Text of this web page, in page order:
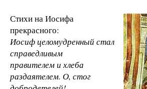
Стихи на Иосифа
прекрасного:
Иосиф целомудренный стал
справедливым
правителем и хлеба
раздаятелем. О, стог